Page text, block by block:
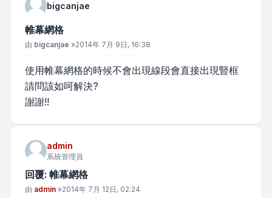
bigcanjae
帷幕網格
文章
由 bigcanjae »2014年 7月 9日, 16:38
使用帷幕網格的時候不會出現線段會直接出現豎框
請問該如呵解決?
謝謝!!
admin
系統管理員
回覆: 帷幕網格
文章
由 admin »2014年 7月 12日, 02:24